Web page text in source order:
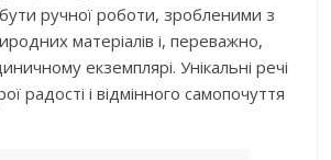
ручної роботи, зробленими з
матеріалів і, переважно,
екземплярі. Унікальні речі
радості і відмінного самопочуття